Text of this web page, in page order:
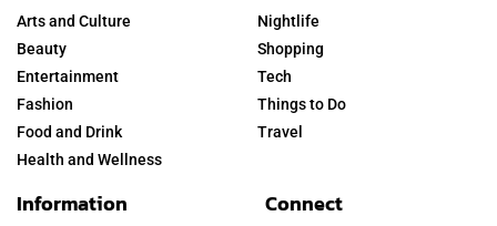
Arts and Culture
Beauty
Entertainment
Fashion
Food and Drink
Health and Wellness
Nightlife
Shopping
Tech
Things to Do
Travel
Information Connect